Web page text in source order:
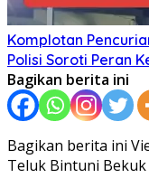
Komplotan
Polisi Soroti Peran
Bagikan berita ini
Bagikan berita ini
Teluk Bintuni